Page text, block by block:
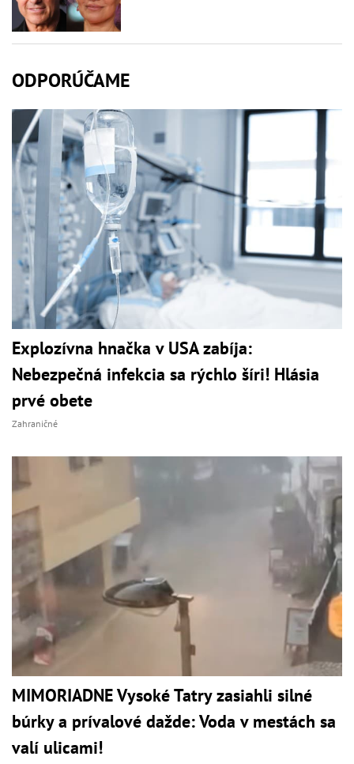
ODPORÚČAME
Explozívna hnačka v USA zabíja:
Nebezpečná infekcia sa rýchlo šíri! Hlásia
prvé obete
Zahraničné
MIMORIADNE Vysoké Tatry zasiahli silné
búrky a prívalové dažde: Voda v mestách sa
valí ulicami!